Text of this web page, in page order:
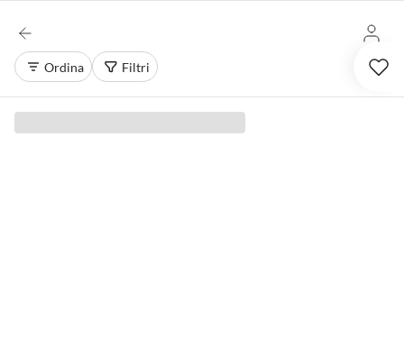
Ordina Filtri